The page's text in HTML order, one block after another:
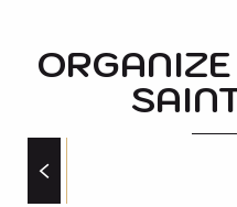
PHARMACIE PRAT
DE MECHES AVEC
CORINNE COIFF
MAHANA (Top Ski Glisse)
CHRIS COIFFURE
ADAM'NATURE